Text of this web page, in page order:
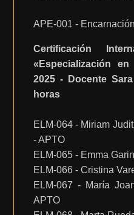
APE-001 -
Certificación
«Especialización
2025 - Docente
horas
ELM-064 - Miriam
- APTO
ELM-065 - Emma
ELM-066 - Cristina
ELM-067 - María
APTO